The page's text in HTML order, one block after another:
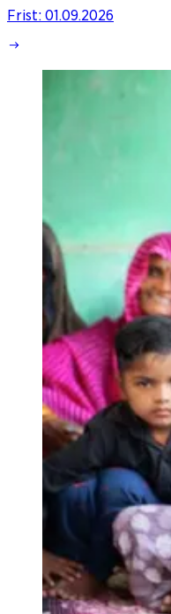
Frist: 01.09.2026